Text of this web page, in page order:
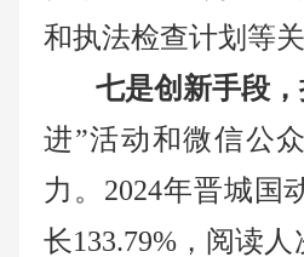
和执法检查计划等关
七是创新手段，
进”活动和微信公
力。 2024年晋城国
长133.79%，阅读